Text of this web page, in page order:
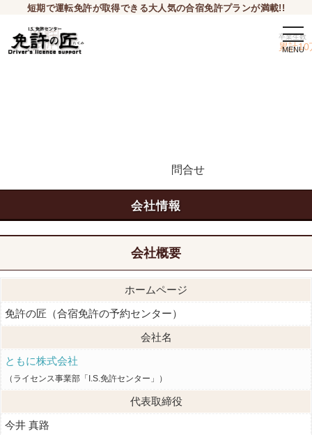
短期で運転免許が取得できる大人気の合宿免許プランが満載!!
卒業生数
累計10
問合せ
会社情報
会社概要
ホームページ
免許の匠（合宿免許の予約センター）
会社名
ともに株式会社
（ライセンス事業部「I.S.免許センター」）
代表取締役
今井 真路